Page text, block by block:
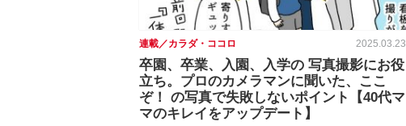
連載／カラダ・ココロ 2025.03.23
卒園、卒業、入園、入学の 写真撮影にお役
立ち。プロのカメラマンに聞いた、ここ
ぞ！ の写真で失敗しないポイント【40代マ
マのキレイをアップデート】